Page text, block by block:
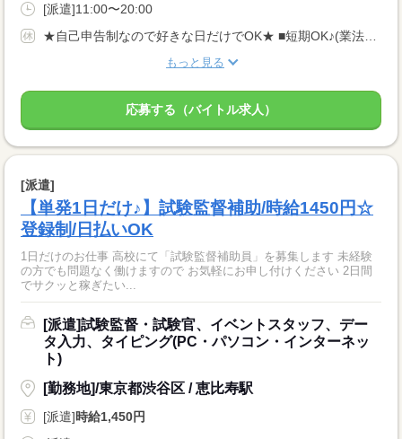
[派遣]11:00〜20:00
もっと見る
応募する（バイトル求人）
[派遣]
【単発1日だけ♪】試験監督補助/時給1450円☆
登録制/日払いOK
1日だけのお仕事 高校にて「試験監督補助員」を募集します 未経験
の方でも問題なく働けますので お気軽にお申し付けください 2日間
でサクッと稼ぎたい...
[派遣]試験監督・試験官、イベントスタッフ、デー
タ入力、タイピング(PC・パソコン・インターネッ
ト)
[勤務地]/東京都渋谷区 / 恵比寿駅
[派遣]時給1,450円